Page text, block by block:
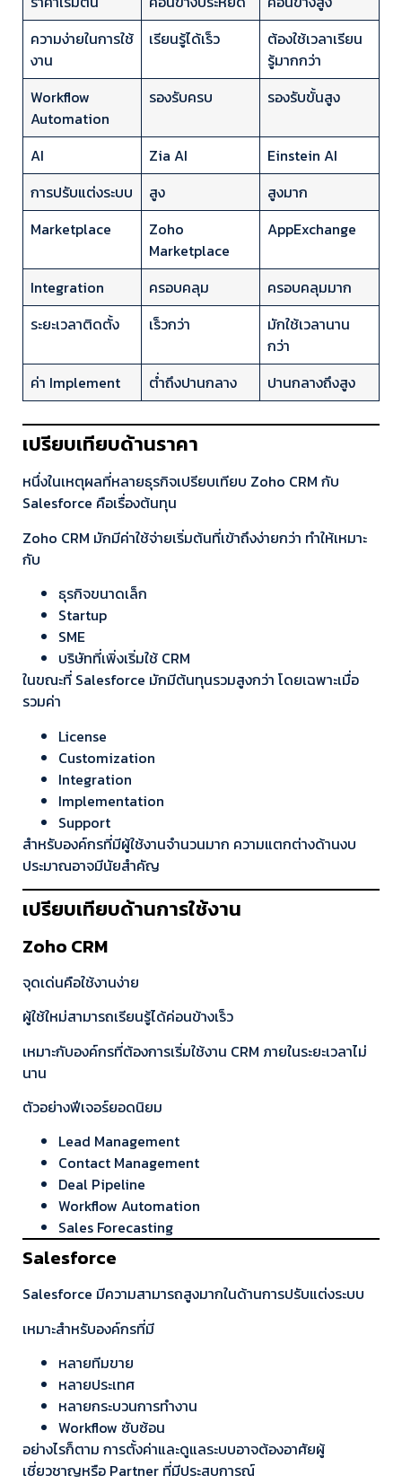
ความง่ายในการใช้
งาน
เรียนรู้ได้เร็ว
ต้องใช้เวลาเรียน
รู้มากกว่า
Workflow
Automation
รองรับครบ รองรับขั้นสูง
AI Zia AI
Einstein AI
การปรับแต่งระบบ
สูง
สูงมาก
Marketplace
Zoho
Marketplace
AppExchange
Integration ครอบคลุม
ครอบคลุมมาก
ระยะเวลาติดตั้ง
เร็วกว่า
มักใช้เวลานาน
กว่า
ค่า Implement
ต่ำถึงปานกลาง ปานกลางถึงสูง
เปรียบเทียบด้านราคา
หนึ่งในเหตุผลที่หลายธุรกิจเปรียบเทียบ Zoho CRM กับ
Salesforce คือเรื่องต้นทุน
Zoho CRM มักมีค่าใช้จ่ายเริ่มต้นที่เข้าถึงง่ายกว่า ทำให้เหมาะ
กับ
ธุรกิจขนาดเล็ก
Startup
SME
บริษัทที่เพิ่งเริ่มใช้ CRM
ในขณะที่ Salesforce มักมีต้นทุนรวมสูงกว่า โดยเฉพาะเมื่อ
รวมค่า
License
Customization
Integration
Implementation
Support
สำหรับองค์กรที่มีผู้ใช้งานจำนวนมาก ความแตกต่างด้านงบ
ประมาณอาจมีนัยสำคัญ
เปรียบเทียบด้านการใช้งาน
Zoho CRM
จุดเด่นคือใช้งานง่าย
ผู้ใช้ใหม่สามารถเรียนรู้ได้ค่อนข้างเร็ว
เหมาะกับองค์กรที่ต้องการเริ่มใช้งาน CRM ภายในระยะเวลาไม่
นาน
ตัวอย่างฟีเจอร์ยอดนิยม
Lead Management
Contact Management
Deal Pipeline
Workflow Automation
Sales Forecasting
Salesforce
Salesforce มีความสามารถสูงมากในด้านการปรับแต่งระบบ
เหมาะสำหรับองค์กรที่มี
หลายทีมขาย
หลายประเทศ
หลายกระบวนการทำงาน
Workflow ซับซ้อน
อย่างไรก็ตาม การตั้งค่าและดูแลระบบอาจต้องอาศัยผู้
เชี่ยวชาญหรือ Partner ที่มีประสบการณ์